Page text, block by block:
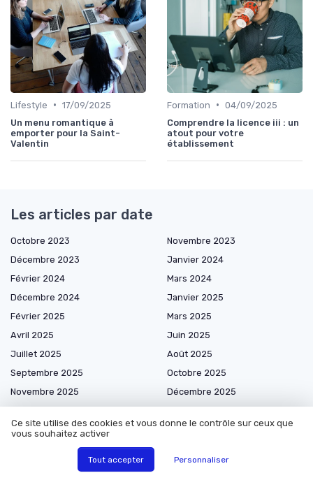
Lifestyle • 17/09/2025
Un menu romantique à
emporter pour la Saint-
Valentin
Formation • 04/09/2025
Comprendre la licence iii : un
atout pour votre
établissement
Les articles par date
Octobre 2023
Novembre 2023
Décembre 2023
Janvier 2024
Février 2024
Mars 2024
Décembre 2024
Janvier 2025
Février 2025
Mars 2025
Avril 2025
Juin 2025
Juillet 2025
Août 2025
Septembre 2025
Octobre 2025
Novembre 2025
Décembre 2025
Janvier 2026
Février 2026
Mars 2026
Avril 2026
Ce site utilise des cookies et vous donne le contrôle sur ceux que
vous souhaitez activer
Tout accepter Personnaliser